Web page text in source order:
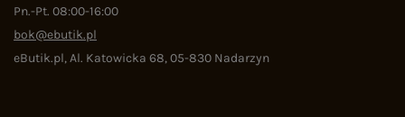
Pn.-Pt. 08:00-16:00
bok@ebutik.pl
eButik.pl,Al. Katowicka 68,05-830 Nadarzyn